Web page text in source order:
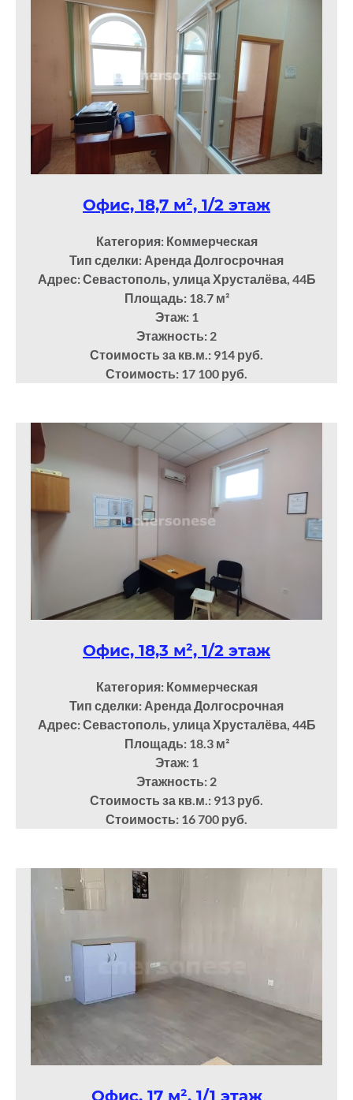
Офис, 18,7 м², 1/2 этаж
Категория: Коммерческая
Тип сделки: Аренда Долгосрочная
Адрес: Севастополь, улица Хрусталёва, 44Б
Площадь: 18.7м²
Этаж: 1
Этажность: 2
Стоимость за кв.м.: 914 руб.
Стоимость: 17 100 руб.
Офис, 18,3 м², 1/2 этаж
Категория: Коммерческая
Тип сделки: Аренда Долгосрочная
Адрес: Севастополь, улица Хрусталёва, 44Б
Площадь: 18.3м²
Этаж: 1
Этажность: 2
Стоимость за кв.м.: 913 руб.
Стоимость: 16 700 руб.
Офис, 17 м², 1/1 этаж